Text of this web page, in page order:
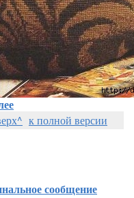
к полной версии
сообщение